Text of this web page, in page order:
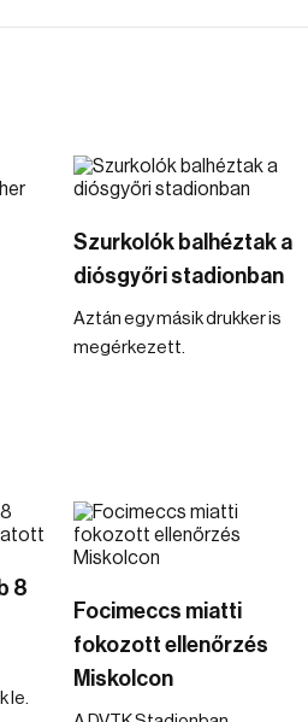
Szurkolók balhéztak a
diósgyőri stadionban
Aztán egy másik drukker is
megérkezett.
8
le.
Focimeccs miatti
fokozott ellenőrzés
Miskolcon